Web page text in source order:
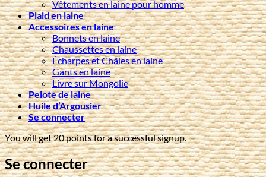
Vêtements en laine pour homme
Plaid en laine
Accessoires en laine
Bonnets en laine
Chaussettes en laine
Écharpes et Châles en laine
Gants en laine
Livre sur Mongolie
Pelote de laine
Huile d’Argousier
Se connecter
You will get 20 points for a successful signup.
Se connecter